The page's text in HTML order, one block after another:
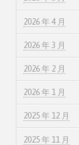
2026 年 4 月
2026 年 3 月
2026 年 2 月
2026 年 1 月
2025 年 12 月
2025 年 11 月